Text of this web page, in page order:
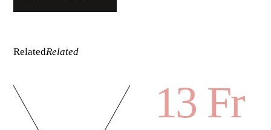
RelatedRelated
13 Fr